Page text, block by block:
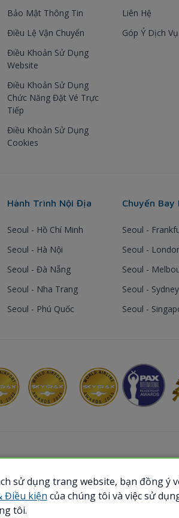
Bảo Mật Thông Tin
Điều Lệ Vận Chuyển
Điều Khoản Sử Dụng
Website
Điều Khoản Sử Dụng
Chức Năng Đặt Vé Trực
Tiếp
Điều Khoản Sử Dụng
Cookies
Liên Hệ
Góp Ý Dịch Vụ
Hành Trình Nội Địa
Seoul - Hồ Chí Minh
Seoul - Hà Nội
Seoul - Đà Nẵng
Seoul - Nha Trang
Seoul - Phú Quốc
Chuyến Bay
Seoul -
Seoul -
Seoul -
Seoul - Sydney
Seoul -
Copyright. All Rights Reserved.
0107867370
sử dụng trang website, bạn đồng ý
Điều kiện của chúng tôi và việc sử
tôi.